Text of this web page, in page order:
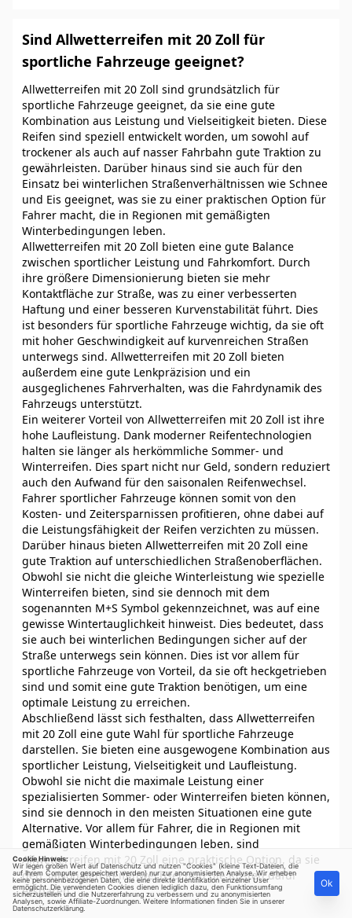
Sind Allwetterreifen mit 20 Zoll für
sportliche Fahrzeuge geeignet?
Allwetterreifen mit 20 Zoll sind grundsätzlich für
sportliche Fahrzeuge geeignet, da sie eine gute
Kombination aus Leistung und Vielseitigkeit bieten. Diese
Reifen sind speziell entwickelt worden, um sowohl auf
trockener als auch auf nasser Fahrbahn gute Traktion zu
gewährleisten. Darüber hinaus sind sie auch für den
Einsatz bei winterlichen Straßenverhältnissen wie Schnee
und Eis geeignet, was sie zu einer praktischen Option für
Fahrer macht, die in Regionen mit gemäßigten
Winterbedingungen leben.
Allwetterreifen mit 20 Zoll bieten eine gute Balance
zwischen sportlicher Leistung und Fahrkomfort. Durch
ihre größere Dimensionierung bieten sie mehr
Kontaktfläche zur Straße, was zu einer verbesserten
Haftung und einer besseren Kurvenstabilität führt. Dies
ist besonders für sportliche Fahrzeuge wichtig, da sie oft
mit hoher Geschwindigkeit auf kurvenreichen Straßen
unterwegs sind. Allwetterreifen mit 20 Zoll bieten
außerdem eine gute Lenkpräzision und ein
ausgeglichenes Fahrverhalten, was die Fahrdynamik des
Fahrzeugs unterstützt.
Ein weiterer Vorteil von Allwetterreifen mit 20 Zoll ist ihre
hohe Laufleistung. Dank moderner Reifentechnologien
halten sie länger als herkömmliche Sommer- und
Winterreifen. Dies spart nicht nur Geld, sondern reduziert
auch den Aufwand für den saisonalen Reifenwechsel.
Fahrer sportlicher Fahrzeuge können somit von den
Kosten- und Zeitersparnissen profitieren, ohne dabei auf
die Leistungsfähigkeit der Reifen verzichten zu müssen.
Darüber hinaus bieten Allwetterreifen mit 20 Zoll eine
gute Traktion auf unterschiedlichen Straßenoberflächen.
Obwohl sie nicht die gleiche Winterleistung wie spezielle
Winterreifen bieten, sind sie dennoch mit dem
sogenannten M+S Symbol gekennzeichnet, was auf eine
gewisse Wintertauglichkeit hinweist. Dies bedeutet, dass
sie auch bei winterlichen Bedingungen sicher auf der
Straße unterwegs sein können. Dies ist vor allem für
sportliche Fahrzeuge von Vorteil, da sie oft heckgetrieben
sind und somit eine gute Traktion benötigen, um eine
optimale Leistung zu erreichen.
Abschließend lässt sich festhalten, dass Allwetterreifen
mit 20 Zoll eine gute Wahl für sportliche Fahrzeuge
darstellen. Sie bieten eine ausgewogene Kombination aus
sportlicher Leistung, Vielseitigkeit und Laufleistung.
Obwohl sie nicht die maximale Leistung einer
spezialisierten Sommer- oder Winterreifen bieten können,
sind sie dennoch in den meisten Situationen eine gute
Alternative. Vor allem für Fahrer, die in Regionen mit
gemäßigten Winterbedingungen leben, sind
Allwetterreifen mit 20 Zoll eine praktische Option, da sie
den saisonalen Reifenwechsel und die Kosten dafür
ersparen.
Cookie Hinweis:
Wir legen großen Wert auf Datenschutz und nutzen "Cookies" (kleine Text-Dateien, die
auf Ihrem Computer gespeichert werden) nur zur anonymisierten Analyse. Wir erheben
keine personenbezogenen Daten, die eine direkte Identifikation einzelner User
ermöglicht. Die verwendeten Cookies dienen lediglich dazu, den Funktionsumfang
sicherzustellen und die Nutzererfahrung zu verbessern und zu anonymisierten
Analysen, sowie Affiliate-Zuordnungen. Weitere Informationen finden Sie in unserer
Datenschutzerklärung
Ok